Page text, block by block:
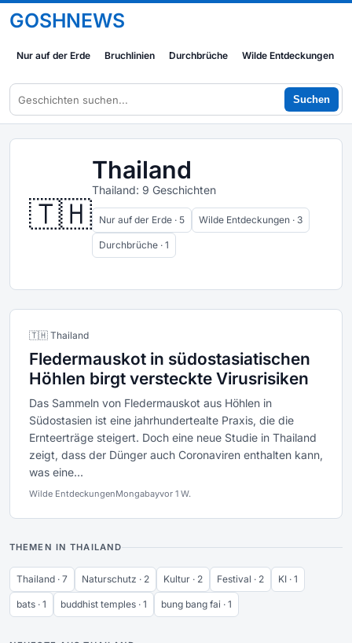
GOSHNEWS
Nur auf der Erde Bruchlinien Durchbrüche Wilde Entdeckungen
Suchen
🇹🇭
Thailand
Thailand: 9 Geschichten
Nur auf der Erde · 5 Wilde Entdeckungen · 3
Durchbrüche · 1
🇹🇭 Thailand
Fledermauskot in südostasiatischen
Höhlen birgt versteckte Virusrisiken
Das Sammeln von Fledermauskot aus Höhlen in
Südostasien ist eine jahrhundertealte Praxis, die die
Ernteerträge steigert. Doch eine neue Studie in Thailand
zeigt, dass der Dünger auch Coronaviren enthalten kann,
was eine...
Wilde EntdeckungenMongabayvor 1 W.
THEMEN IN THAILAND
Thailand · 7 Naturschutz · 2 Kultur · 2 Festival · 2 KI · 1
bats · 1 buddhist temples · 1 bung bang fai · 1